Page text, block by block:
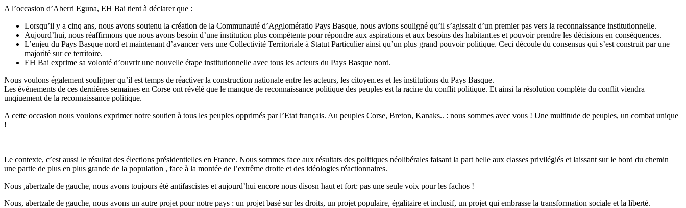
A l’occasion d’Aberri Eguna, EH Bai tient à déclarer que :
Lorsqu’il y a cinq ans, nous avons soutenu la création de la Communauté d’Agglomératio Pays Basque, nous avions souligné qu’il s’agissait d’un premier pas vers la reconnaissance institutionnelle.
Aujourd’hui, nous réaffirmons que nous avons besoin d’une institution plus compétente pour répondre aux aspirations et aux besoins des habitant.es et pouvoir prendre les décisions en conséquences.
L’enjeu du Pays Basque nord et maintenant d’avancer vers une Collectivité Territoriale à Statut Particulier ainsi qu’un plus grand pouvoir politique. Ceci découle du consensus qui s’est construit par une
majorité sur ce territoire.
EH Bai exprime sa volonté d’ouvrir une nouvelle étape institutionnelle avec tous les acteurs du Pays Basque nord.
Nous voulons également souligner qu’il est temps de réactiver la construction nationale entre les acteurs, les citoyen.es et les institutions du Pays Basque.
Les événements de ces dernières semaines en Corse ont révélé que le manque de reconnaissance politique des peuples est la racine du conflit politique. Et ainsi la résolution complète du conflit viendra
unqiuement de la reconnaissance politique.
A cette occasion nous voulons exprimer notre soutien à tous les peuples opprimés par l’Etat français. Au peuples Corse, Breton, Kanaks.. : nous sommes avec vous ! Une multitude de peuples, un combat unique
!
Le contexte, c’est aussi le résultat des élections présidentielles en France. Nous sommes face aux résultats des politiques néolibérales faisant la part belle aux classes privilégiés et laissant sur le bord du chemin
une partie de plus en plus grande de la population , face à la montée de l’extrême droite et des idéologies réactionnaires.
Nous ,abertzale de gauche, nous avons toujours été antifascistes et aujourd’hui encore nous disosn haut et fort: pas une seule voix pour les fachos !
Nous, abertzale de gauche, nous avons un autre projet pour notre pays : un projet basé sur les droits, un projet populaire, égalitaire et inclusif, un projet qui embrasse la transformation sociale et la liberté.